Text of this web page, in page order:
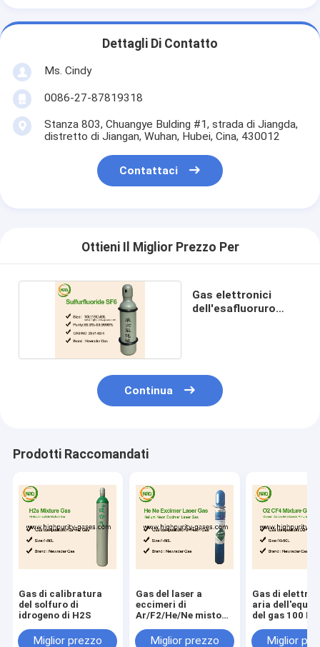
Dettagli Di Contatto
Ms. Cindy
0086-27-87819318
Stanza 803, Chuangye Bulding #1, strada di Jiangda,
distretto di Jiangan, Wuhan, Hubei, Cina, 430012
Contattaci
Ottieni Il Miglior Prezzo Per
Gas elettronici
dell'esafluoruro
Continua
Prodotti Raccomandati
Gas di calibratura
del solfuro di
idrogeno di H2S
Miglior prezzo
Gas del laser a
eccimeri di
Ar/F2/He/Ne misto
producendo i laser a
Miglior prezzo
Gas di
aria
del gas 100
Miglior